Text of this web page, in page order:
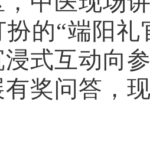
的“端阳礼
式互动向
奖问答，